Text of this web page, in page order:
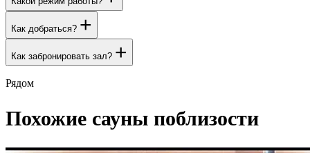
Как добраться? +
Как забронировать зал? +
Рядом
Похожие сауны поблизости